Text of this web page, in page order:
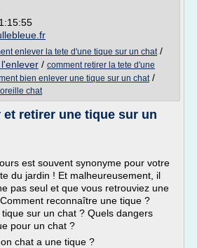
enlever la tete d'une tique sur un chat/
/ comment retirer la tete d'une
bien enlever une tique sur un chat/
chat
et retirer une tique sur un
est souvent synonyme pour votre
du jardin ! Et malheureusement, il
pas seul et que vous retrouviez une
reconnaître une tique ?
sur un chat ? Quels dangers
pour un chat ?
chat a une tique ?